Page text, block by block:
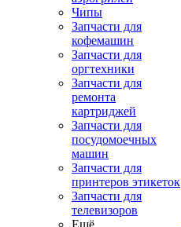
Чипы
Запчасти для
кофемашин
Запчасти для
оргтехники
Запчасти для
ремонта
картриджей
Запчасти для
посудомоечных
машин
Запчасти для
принтеров этикеток
Запчасти для
телевизоров
Ещё